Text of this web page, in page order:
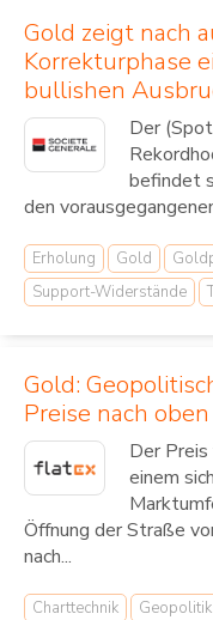
Gold zeigt nach
Korrekturphase
bullishen
Der
befindet
den
Erholung Gold
Support-Widerstände
Gold:
Preise nach oben
Der
einem
Öffnung der Straße
nach...
Charttechnik Geopolitik